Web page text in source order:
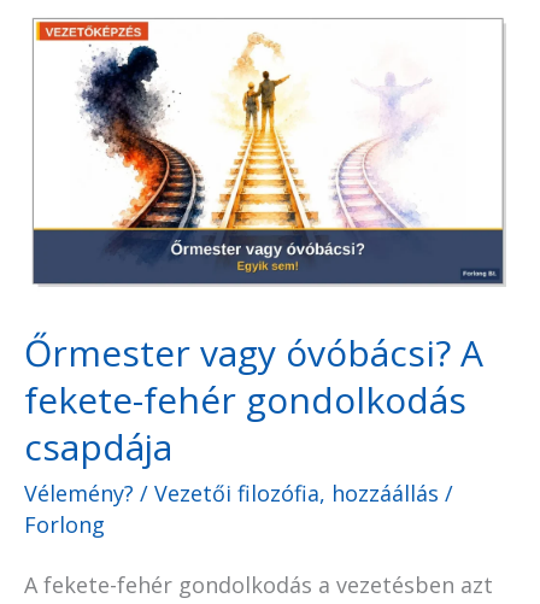
Őrmester vagy óvóbácsi? A
fekete-fehér gondolkodás
csapdája
Vélemény? / Vezetői filozófia, hozzáállás /
Forlong
A fekete-fehér gondolkodás a vezetésben azt
Őrmester
óvóbácsi?
fehér
gondolkodás